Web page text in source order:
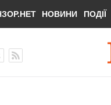
НОВИНИ ПОДІЇ